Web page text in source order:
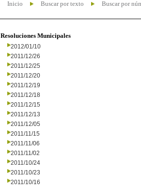
Inicio Buscar por texto Buscar por
Resoluciones Municipales
2012/01/10
2011/12/26
2011/12/25
2011/12/20
2011/12/19
2011/12/18
2011/12/15
2011/12/13
2011/12/05
2011/11/15
2011/11/06
2011/11/02
2011/10/24
2011/10/23
2011/10/16